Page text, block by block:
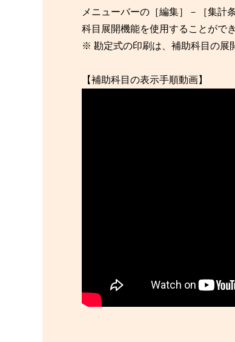
メニューバーの［編集］－［集計
科目展開機能を使用することができ
※ 勘定式の印刷は、補助科目の展
【補助科目の表示手順動画】